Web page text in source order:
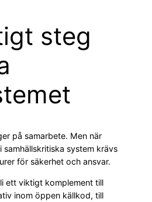
steg
på samarbete. Men när
samhällskritiska system krävs
för säkerhet och ansvar.
ett viktigt komplement till
inom öppen källkod, till